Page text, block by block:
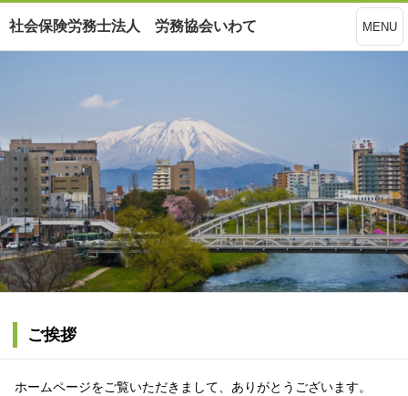
社会保険労務士法人 労務協会いわて MENU
ご挨拶
ホームページをご覧いただきまして、ありがとうございます。